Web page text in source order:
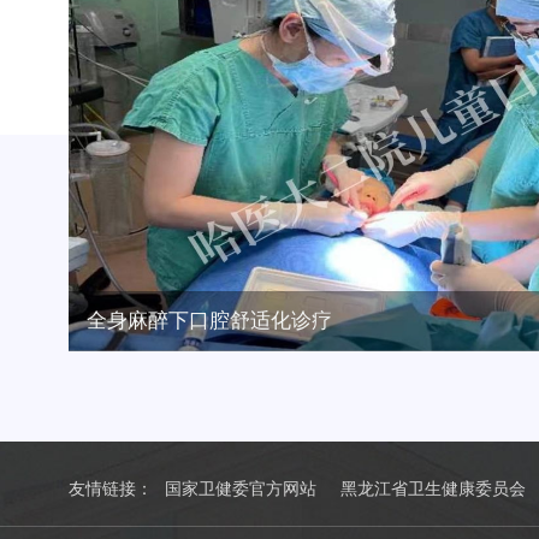
全身麻醉下口腔舒适化诊疗
友情链接： 国家卫健委官方网站 黑龙江省卫生健康委员会